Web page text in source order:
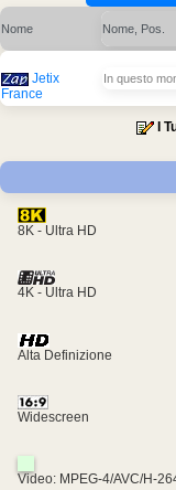
Nome Nome, Pos.
Jetix
France
In questo
I
8K - Ultra HD
4K - Ultra HD
Alta Definizione
Widescreen
Video: MPEG-4/AVC/H-